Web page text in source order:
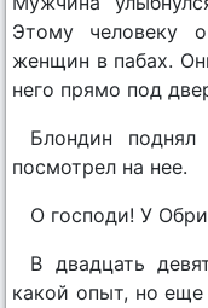
Этому человеку
женщин в пабах.
него прямо под
Блондин
посмотрел на нее.
О господи! У
В двадцать
какой опыт, но еще